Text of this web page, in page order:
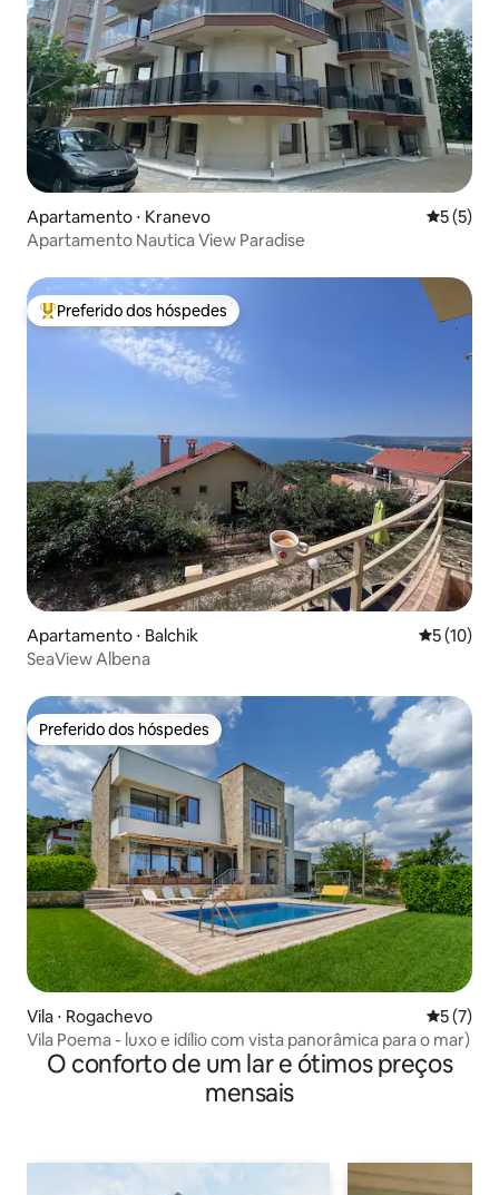
Apartamento ⋅ Kranevo 5 de
5 (5)
Apartamento Nautica View Paradise
Entre os melhores preferidos dos hóspedes
Preferido dos hóspedes
Apartamento ⋅ Balchik 5 de uma
5 (10)
SeaView Albena
Preferido dos hóspedes
Preferido dos hóspedes
Vila ⋅ Rogachevo 5 de
5 (7)
Vila Poema - luxo e idílio com vista panorâmica para o mar)
O conforto de um lar e ótimos preços
mensais